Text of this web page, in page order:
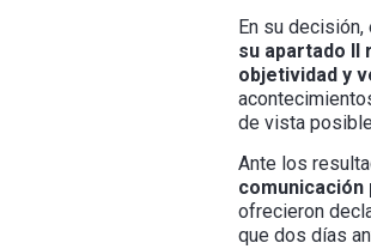
En su
su apartado
objetividad y
de vista
Ante los
comunicación
ofrecieron
que dos días